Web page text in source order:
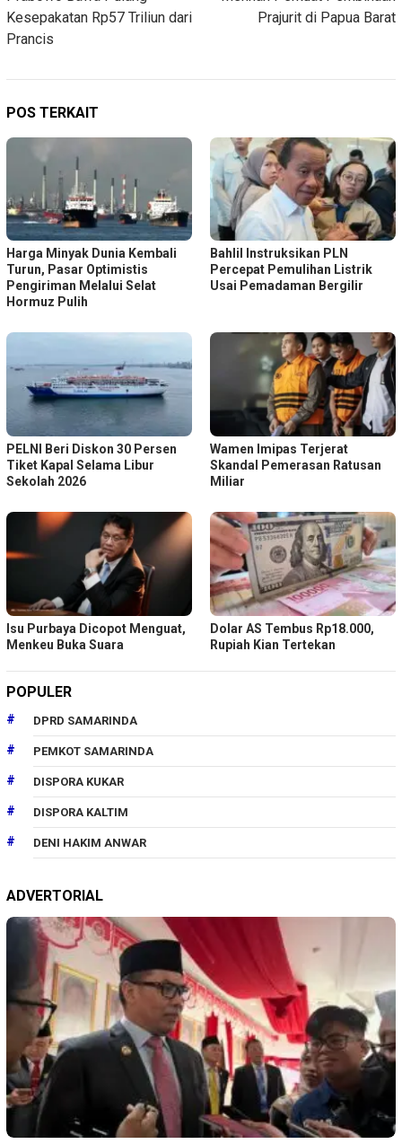
Kesepakatan Rp57 Triliun dari
Prancis
Prajurit di Papua Barat
POS TERKAIT
Harga Minyak Dunia Kembali
Turun, Pasar Optimistis
Pengiriman Melalui Selat
Hormuz Pulih
Bahlil Instruksikan PLN
Percepat Pemulihan Listrik
Usai Pemadaman Bergilir
PELNI Beri Diskon 30 Persen
Tiket Kapal Selama Libur
Sekolah 2026
Wamen Imipas Terjerat
Skandal Pemerasan Ratusan
Miliar
Isu Purbaya Dicopot Menguat,
Menkeu Buka Suara
Dolar AS Tembus Rp18.000,
Rupiah Kian Tertekan
POPULER
DPRD SAMARINDA
PEMKOT SAMARINDA
DISPORA KUKAR
DISPORA KALTIM
DENI HAKIM ANWAR
ADVERTORIAL